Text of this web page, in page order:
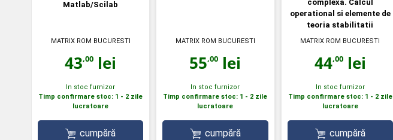
Matlab/Scilab
MATRIX ROM BUCURESTI
43,00 lei
In stoc furnizor
Timp confirmare stoc: 1 - 2 zile
lucratoare
cumpără
MATRIX ROM BUCURESTI
55,00 lei
In stoc furnizor
Timp confirmare stoc: 1 - 2 zile
lucratoare
cumpără
complexa. Calcul
operational si elemente de
teoria stabilitatii
MATRIX ROM BUCURESTI
44,00lei
In stoc furnizor
Timp confirmare stoc: 1 - 2 zile
lucratoare
cumpără